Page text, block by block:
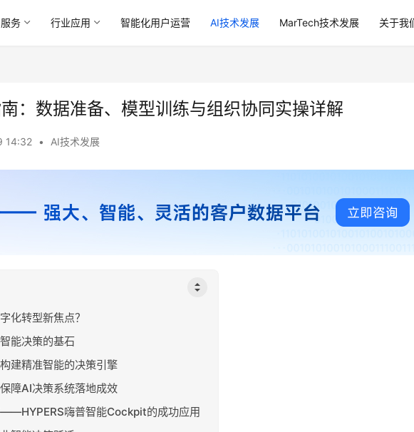
务 行业应用 智能化用户运营 AI技术发展 MarTech技术发展 关于我
：数据准备、模型训练与组织协同实操详解
14:32 • AI技术发展
化转型新焦点？
能决策的基石
建精准智能的决策引擎
障AI决策系统落地成效
嗨普智能Cockpit的成功应用